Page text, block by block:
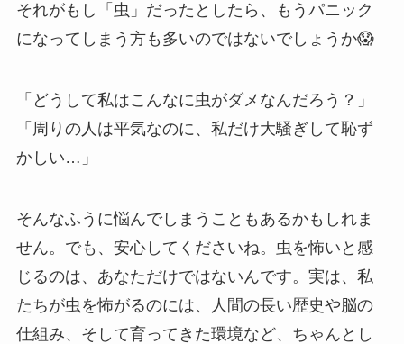
それがもし「虫」だったとしたら、もうパニック
になってしまう方も多いのではないでしょうか😱
「どうして私はこんなに虫がダメなんだろう？」
「周りの人は平気なのに、私だけ大騒ぎして恥ず
かしい…」
そんなふうに悩んでしまうこともあるかもしれま
せん。でも、安心してくださいね。虫を怖いと感
じるのは、あなただけではないんです。実は、私
たちが虫を怖がるのには、人間の長い歴史や脳の
仕組み、そして育ってきた環境など、ちゃんとし